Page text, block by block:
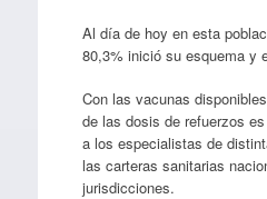
Al día de hoy en esta
80,3% inició su esquema y
Con las vacunas
de las dosis de refuerzos
a los especialistas de
las carteras sanitarias
jurisdicciones.